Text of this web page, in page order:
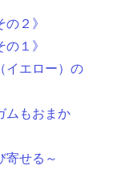
２》
１》
イエロー）の
ムもおまか
寄せる～